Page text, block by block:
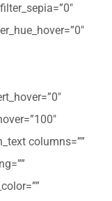
columns=””